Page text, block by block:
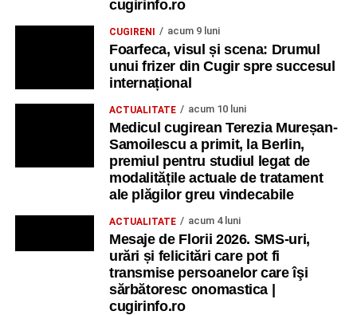
cugirinfo.ro
CUGIRENI acum 9 luni
Foarfeca, visul și scena: Drumul
unui frizer din Cugir spre succesul
internațional
ACTUALITATE acum 10 luni
Medicul cugirean Terezia Mureșan-
Samoilescu a primit, la Berlin,
premiul pentru studiul legat de
modalitățile actuale de tratament
ale plăgilor greu vindecabile
ACTUALITATE acum 4 luni
Mesaje de Florii 2026. SMS-uri,
urări și felicitări care pot fi
transmise persoanelor care îşi
sărbătoresc onomastica |
cugirinfo.ro